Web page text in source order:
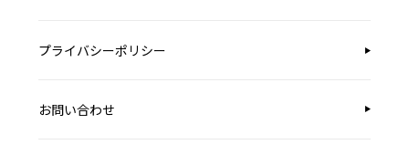
プライバシーポリシー
お問い合わせ